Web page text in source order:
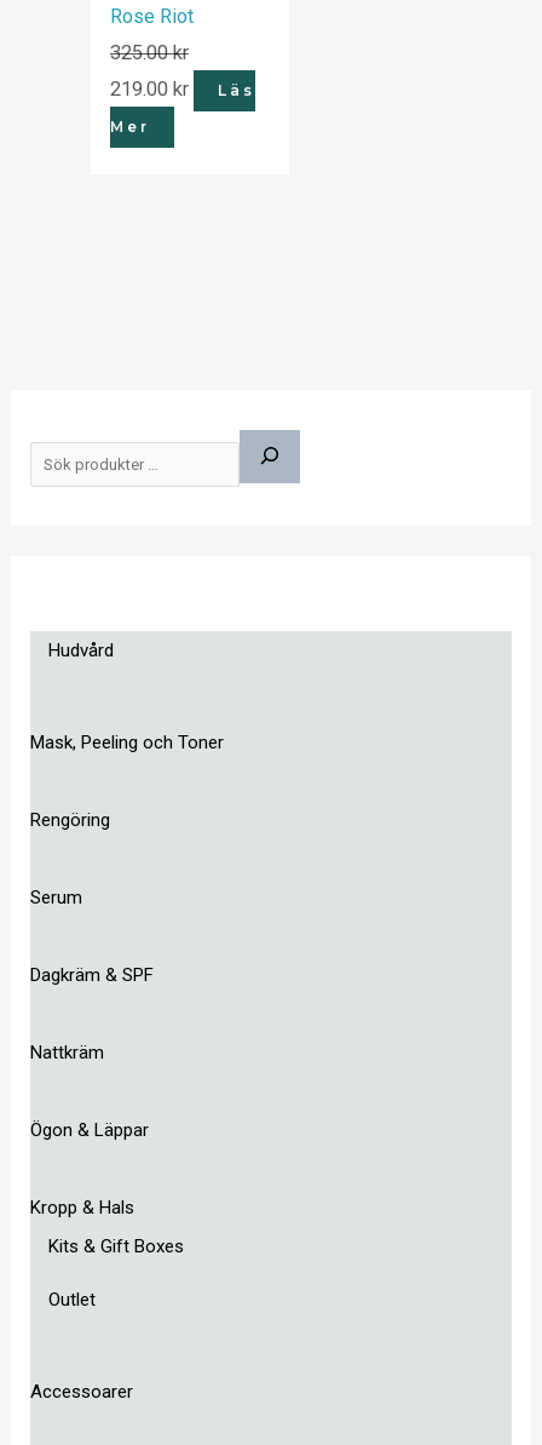
ö
k
Hudvård
Mask, Peeling och Toner
Rengöring
Serum
Dagkräm & SPF
Nattkräm
Ögon & Läppar
Kropp & Hals
Kits & Gift Boxes
Outlet
Accessoarer
Rose Riot
325.00kr
219.00 kr Läs
Mer